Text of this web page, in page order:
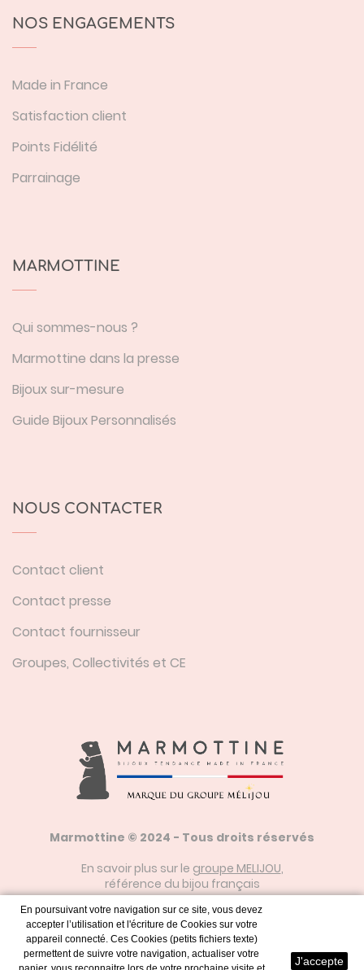
NOS ENGAGEMENTS
Made in France
Satisfaction client
Points Fidélité
Parrainage
MARMOTTINE
Qui sommes-nous ?
Marmottine dans la presse
Bijoux sur-mesure
Guide Bijoux Personnalisés
NOUS CONTACTER
Contact client
Contact presse
Contact fournisseur
Groupes, Collectivités et CE
Marmottine © 2024 - Tous droits réservés
En savoir plus sur le groupe MELIJOU,
référence du bijou français
Mentions Légales
En poursuivant votre navigation sur ce site, vous devez
accepter l’utilisation et l'écriture de Cookies sur votre
appareil connecté. Ces Cookies (petits fichiers texte)
permettent de suivre votre navigation, actualiser votre
J'accepte